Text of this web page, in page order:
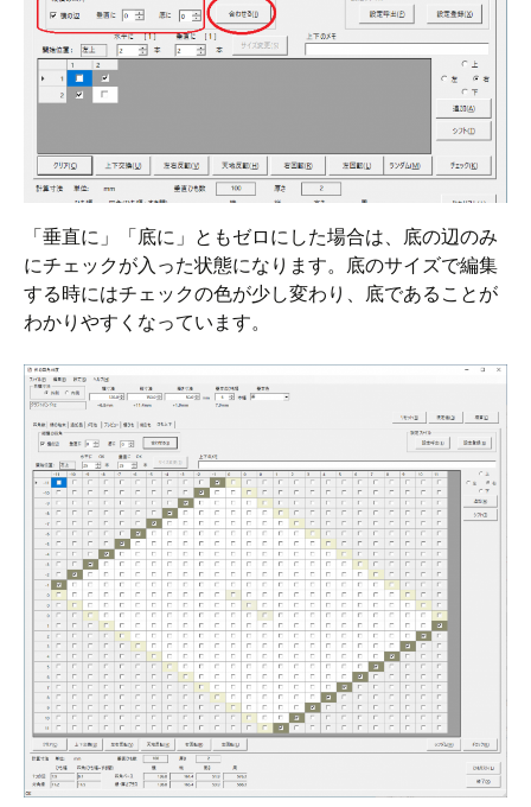
「垂直に」「底に」ともゼロにした場合は、底の辺のみ
にチェックが入った状態になります。底のサイズで編集
する時にはチェックの色が少し変わり、底であることが
わかりやすくなっています。